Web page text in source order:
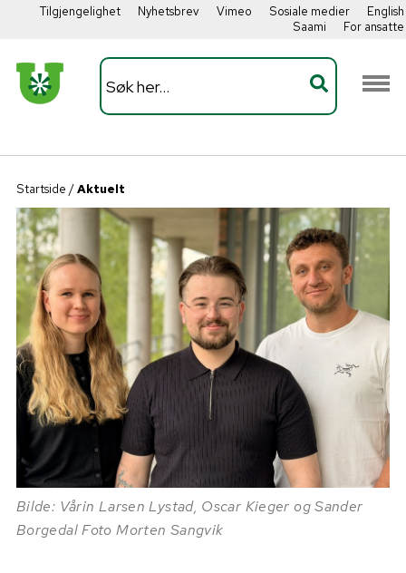
Tilgjengelighet Nyhetsbrev Vimeo Sosiale medier
English
Saami
For ansatte
Startside /Aktuelt
Bilde: Vårin Larsen Lystad, Oscar Kieger og Sander
Borgedal Foto Morten Sangvik